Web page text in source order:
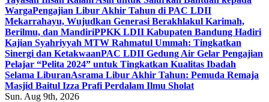
WargaPengajian Libur Akhir Tahun di PAC LDII
Mekarrahayu, Wujudkan Generasi Berakhlakul Karimah,
Berilmu, dan MandiriPPKK LDII Kabupaten Bandung Hadiri
Kajian Syahriyyah MTW Rahmatul Ummah: Tingkatkan
Sinergi dan KetakwaanPAC LDII Gedung Air Gelar Pengajian
Pelajar “Pelita 2024” untuk Tingkatkan Kualitas Ibadah
Selama LiburanAsrama Libur Akhir Tahun: Pemuda Remaja
Masjid Baitul Izza Prafi Perdalam Ilmu Sholat
Sun. Aug 9th, 2026